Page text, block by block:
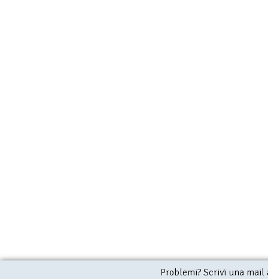
Problemi? Scrivi una